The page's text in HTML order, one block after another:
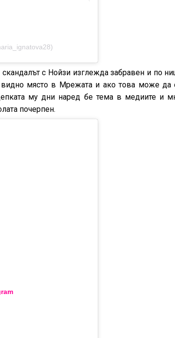
с Нойзи изглежда забравен и по
място в Мрежата и ако това може да
му дни наред бе тема в медиите и
почерпен.